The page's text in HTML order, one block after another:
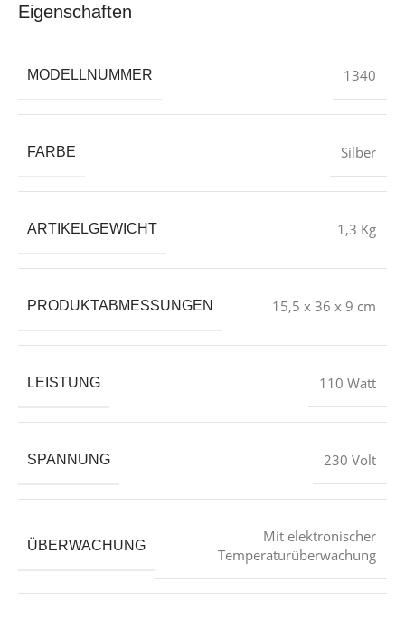
Eigenschaften
MODELLNUMMER 1340
FARBE Silber
ARTIKELGEWICHT 1,3 Kg
PRODUKTABMESSUNGEN 15,5 x 36 x 9 cm
LEISTUNG 110 Watt
SPANNUNG 230 Volt
ÜBERWACHUNG
Mit elektronischer
Temperaturüberwachung